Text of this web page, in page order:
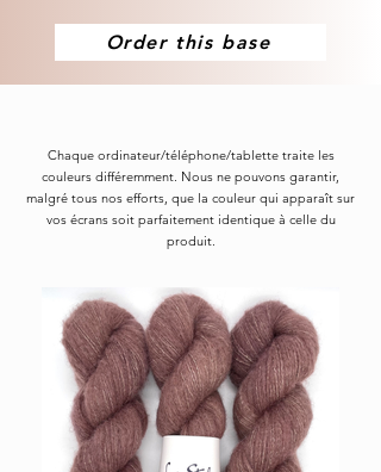
Order this base
Chaque ordinateur/téléphone/tablette traite les
couleurs différemment. Nous ne pouvons garantir,
malgré tous nos efforts, que la couleur qui apparaît sur
vos écrans soit parfaitement identique à celle du
produit.